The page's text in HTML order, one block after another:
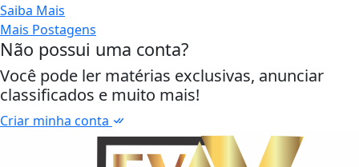
Saiba Mais
Mais Postagens
Não possui uma conta?
Você pode ler matérias exclusivas, anunciar
classificados e muito mais!
Criar minha conta